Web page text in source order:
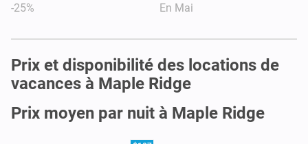
-25% En Mai
Prix et disponibilité des locations de
vacances à Maple Ridge
Prix moyen par nuit à Maple Ridge